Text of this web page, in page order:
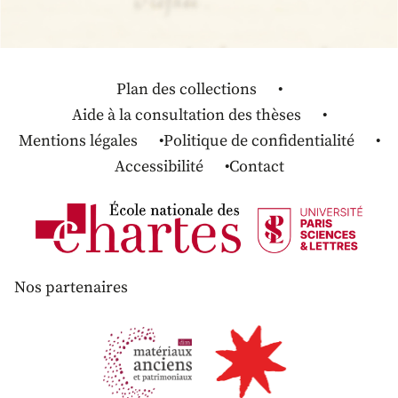
Plan des collections
Aide à la consultation des thèses
Mentions légales
Politique de confidentialité
Accessibilité
Contact
Nos partenaires